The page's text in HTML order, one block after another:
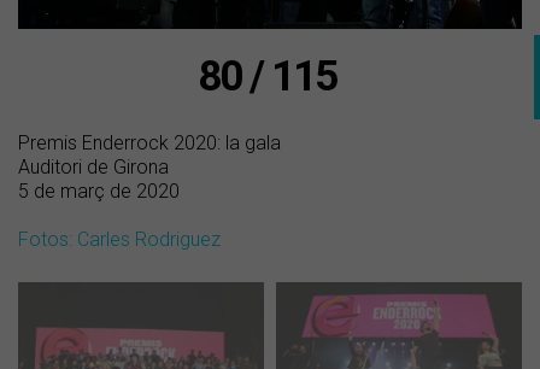
80 / 115
Premis Enderrock 2020: la gala
Auditori de Girona
5 de març de 2020
Fotos: Carles Rodriguez